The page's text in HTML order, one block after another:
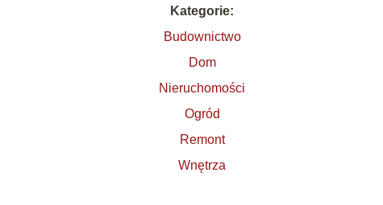
Kategorie:
Budownictwo
Dom
Nieruchomości
Ogród
Remont
Wnętrza